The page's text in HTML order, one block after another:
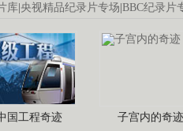
库|央视精品纪录片专场|BBC纪录片
国工程奇迹 子宫内的奇迹